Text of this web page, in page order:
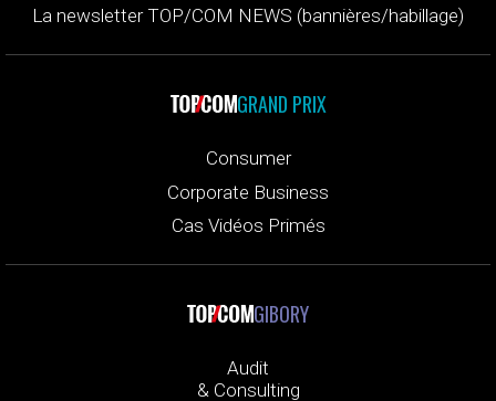
La newsletter TOP/COM NEWS (bannières/habillage)
GRAND PRIX
Consumer
Corporate Business
Cas Vidéos Primés
GIBORY
Audit
& Consulting